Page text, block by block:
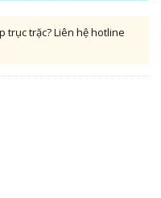
trục trặc? Liên hệ hotline